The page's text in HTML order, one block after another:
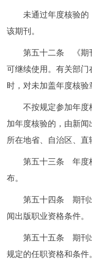
未通过年度核验的
该期刊。
第五十二条 《期刊
可继续使用。有关部
时，对未加盖年度核验
不按规定参加年度
加年度核验的，由新闻
所在地省、自治区、直
第五十三条 年度核
布。
第五十四条 期刊出
闻出版职业资格条件。
第五十五条 期刊出
规定的任职资格和条件